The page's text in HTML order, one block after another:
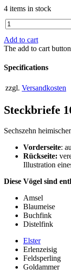
4 items in stock
Add to cart
The add to cart
Specifications
zzgl. Versandkosten
Steckbriefe
Sechszehn
Vorderseite:
Rückseite:
Illustration
Diese Vögel sind
Amsel
Blaumeise
Buchfink
Distelfink
Elster
Erlenzeisig
Feldsperling
Goldammer